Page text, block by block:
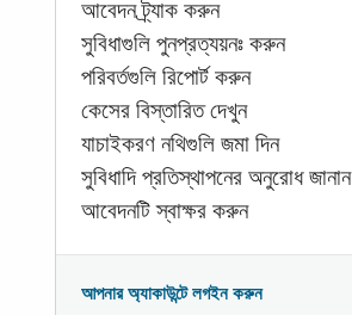
আবেদন ট্র্যাক করুন
সুবিধাগুলি পুনপ্রত্যয়নঃ করুন
পরিবর্তগুলি রিপোর্ট করুন
কেসের বিস্তারিত দেখুন
যাচাইকরণ নথিগুলি জমা দিন
সুবিধাদি প্রতিস্থাপনের অনুরোধ জানান
আবেদনটি স্বাক্ষর করুন
আপনার অ্যাকাউন্টে লগইন করুন